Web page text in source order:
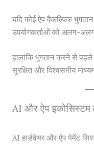
यदि कोई ऐप वैकल्पिक
उपयोगकर्ताओं को अलग-
हालांकि भुगतान करने से पहले
सुरक्षित और विश्वसनीय
AI और ऐप इकोसिस्टम
AI हार्डवेयर और ऐप पेमेंट